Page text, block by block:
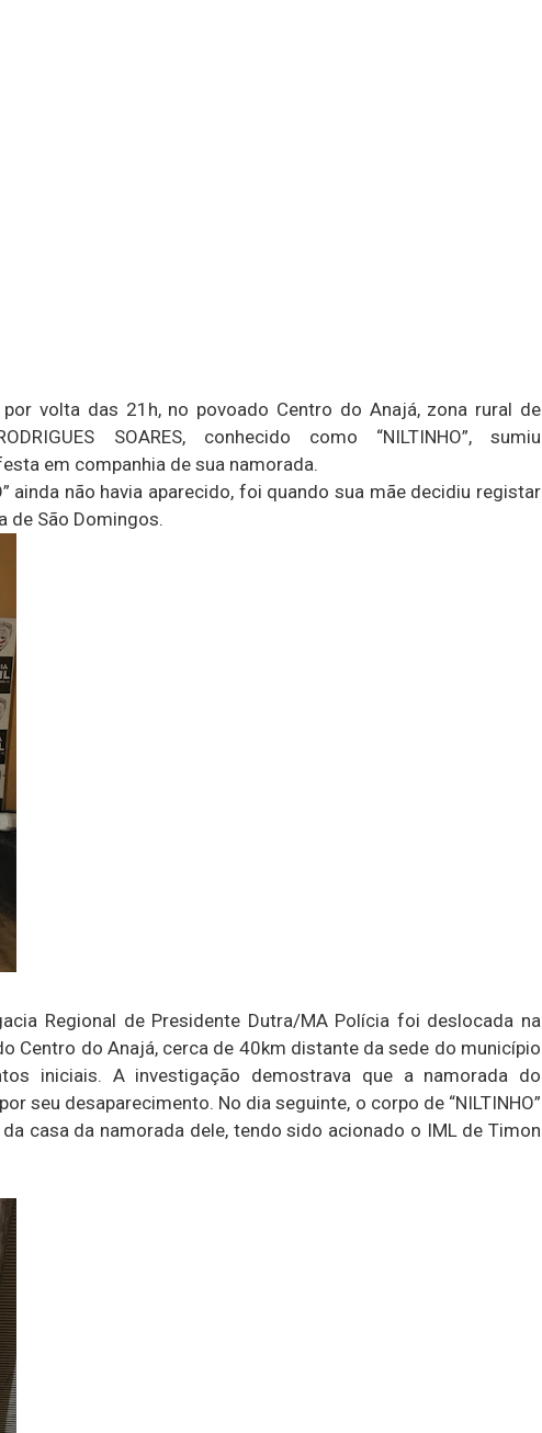
volta das 21h, no povoado Centro do Anajá, zona rural de
SOARES, conhecido como “NILTINHO”, sumiu
em companhia de sua namorada.
ainda não havia aparecido, foi quando sua mãe decidiu registar
de São Domingos.
Regional de Presidente Dutra/MA Polícia foi deslocada na
Centro do Anajá, cerca de 40km distante da sede do município
iniciais. A investigação demostrava que a namorada do
seu desaparecimento. No dia seguinte, o corpo de “NILTINHO”
casa da namorada dele, tendo sido acionado o IML de Timon